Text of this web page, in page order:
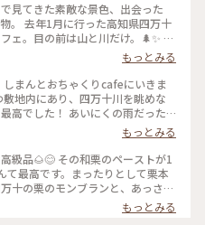
見てきた素敵な景色、出会った
。 去年1月に行った高知県四万十
ェ。目の前は山と川だけ。🌲✨ 澄
陽の光、そして、キラキラと輝き
色の中、笑顔でお喋りしながらの
時間はないなぁ〜と改めて思いま
う時もありますが、今は、思い出
の日か、この景色を見たい私です
琲と一緒に🌰🍰☕️😊 #わたしの
#ありがとう #夢 #2019.1
もっとみる
まんとおちゃくりcafeにいきま
地内にあり、四万十川を眺めな
高でした！ あいにくの雨だった
ンブランと、四万十川の景色に大
夏旅2019 #モンブラン #スイーツ
もっとみる
級品🌰😊 その和栗のペーストが1
て最高です。まったりとして栗本
十の栗のモンブランと、あっさり
い愛媛・内子の栗のモンブラン、
そして、おちゃくりcaféオリジナ
もっとみる